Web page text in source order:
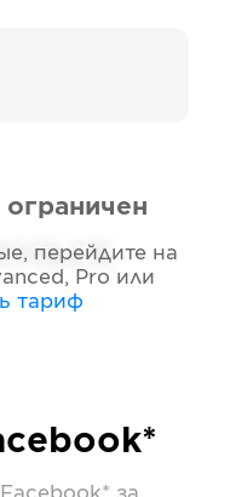
перейдите на
Pro или
тариф